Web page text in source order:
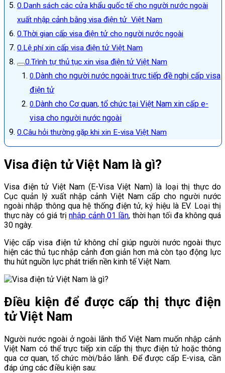
Danh sách các cửa khẩu quốc tế cho người nước ngoài
xuất nhập cảnh bằng visa điện tử Việt Nam
Thời gian cấp visa điện tử cho người nước ngoài
Lệ phí xin cấp visa điện tử Việt Nam
Trình tự thủ tục xin visa điện tử Việt Nam
Dành cho người nước ngoài trực tiếp đề nghị cấp visa
điện tử
Dành cho Cơ quan, tổ chức tại Việt Nam xin cấp e-
visa cho người nước ngoài
Câu hỏi thường gặp khi xin E-visa Việt Nam
Visa điện tử Việt Nam là gì?
Visa điện tử Việt Nam (E-Visa Việt Nam) là loại thị thực do
Cục quản lý xuất nhập cảnh Việt Nam cấp cho người nước
ngoài nhập thông qua hệ thống điện tử, ký hiệu là EV. Loại thị
thực này có giá trịnhập cảnh 01 lần, thời hạn tối đa không quá
30 ngày.
Việc cấp visa điện tử không chỉ giúp người nước ngoài thực
hiện các thủ tục nhập cảnh đơn giản hơn mà còn tạo động lực
thu hút nguồn lực phát triển nền kinh tế Việt Nam.
Điều kiện để được cấp thị thực điện
tử Việt Nam
Người nước ngoài ở ngoài lãnh thổ Việt Nam muốn nhập cảnh
Việt Nam có thể trực tiếp xin cấp thị thực điện tử hoặc thông
qua cơ quan, tổ chức mời/bảo lãnh. Để được cấp E-visa, cần
đáp ứng các điều kiện sau: